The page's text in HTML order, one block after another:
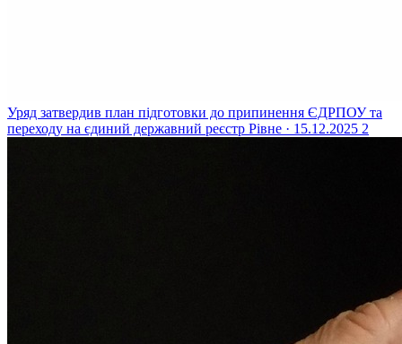
Уряд затвердив план підготовки до припинення ЄДРПОУ та
переходу на єдиний державний реєстр Рівне · 15.12.2025 2